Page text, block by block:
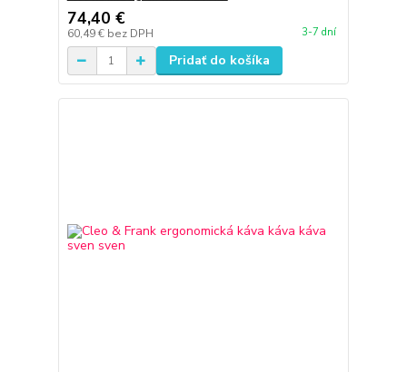
74,40 €
60,49 € bez DPH 3-7 dní
Pridať do košíka